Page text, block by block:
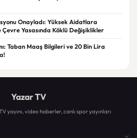
Onayladı: Yüksek Aidatlara
Çevre Yasasında Köklü Değişiklikler
Taban Maaş Bilgileri ve 20 Bin Lira
Yazar TV
yayını, video haberler, canlı spor yayınları